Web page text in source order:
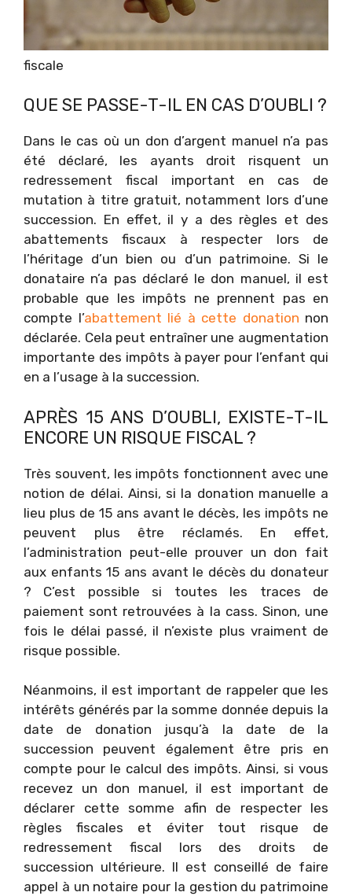
fiscale
QUE SE PASSE-T-IL EN CAS D’OUBLI ?
Dans le cas où un don d’argent manuel n’a pas
été déclaré, les ayants droit risquent un
redressement fiscal important en cas de
mutation à titre gratuit, notamment lors d’une
succession. En effet, il y a des règles et des
abattements fiscaux à respecter lors de
l’héritage d’un bien ou d’un patrimoine. Si le
donataire n’a pas déclaré le don manuel, il est
probable que les impôts ne prennent pas en
compte l’abattement lié à cette donation non
déclarée. Cela peut entraîner une augmentation
importante des impôts à payer pour l’enfant qui
en a l’usage à la succession.
APRÈS 15 ANS D’OUBLI, EXISTE-T-IL
ENCORE UN RISQUE FISCAL ?
Très souvent, les impôts fonctionnent avec une
notion de délai. Ainsi, si la donation manuelle a
lieu plus de 15 ans avant le décès, les impôts ne
peuvent plus être réclamés. En effet,
l’administration peut-elle prouver un don fait
aux enfants 15 ans avant le décès du donateur
? C’est possible si toutes les traces de
paiement sont retrouvées à la cass. Sinon, une
fois le délai passé, il n’existe plus vraiment de
risque possible.
Néanmoins, il est important de rappeler que les
intérêts générés par la somme donnée depuis la
date de donation jusqu’à la date de la
succession peuvent également être pris en
compte pour le calcul des impôts. Ainsi, si vous
recevez un don manuel, il est important de
déclarer cette somme afin de respecter les
règles fiscales et éviter tout risque de
redressement fiscal lors des droits de
succession ultérieure. Il est conseillé de faire
appel à un notaire pour la gestion du patrimoine